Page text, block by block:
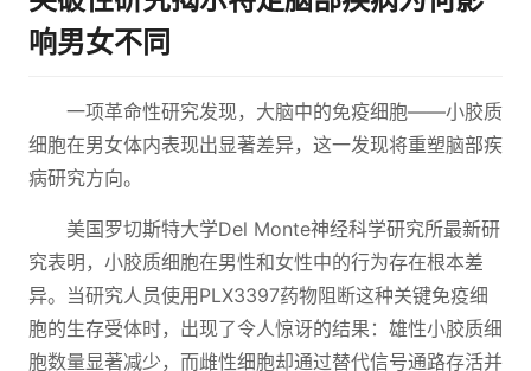
响男女不同
一项革命性研究发现，大脑中的免疫细胞——小胶质
细胞在男女体内表现出显著差异，这一发现将重塑脑部疾
病研究方向。
美国罗切斯特大学Del Monte神经科学研究所最新研
究表明，小胶质细胞在男性和女性中的行为存在根本差
异。当研究人员使用PLX3397药物阻断这种关键免疫细
胞的生存受体时，出现了令人惊讶的结果：雄性小胶质细
胞数量显著减少，而雌性细胞却通过替代信号通路存活并